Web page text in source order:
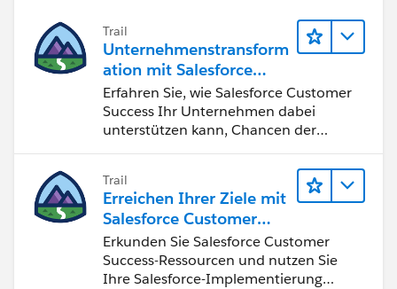
Trail
Unternehmenstransform
ation mit Salesforce
Customer Success
Erfahren Sie, wie Salesforce Customer
Success Ihr Unternehmen dabei
unterstützen kann, Chancen der
Trail
Erreichen Ihrer Ziele mit
Salesforce Customer
Success
Erkunden Sie Salesforce Customer
Success-Ressourcen und nutzen Sie
Ihre Salesforce-Implementierung